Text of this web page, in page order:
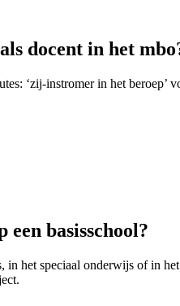
docent in het
‘zij-instromer in het
basisschool?
het speciaal onderwijs of in